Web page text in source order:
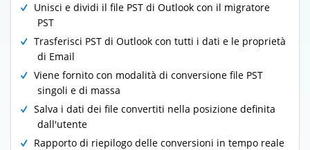
Unisci e dividi il file PST di Outlook con il migratore
PST
Trasferisci PST di Outlook con tutti i dati e le proprietà
di Email
Viene fornito con modalità di conversione file PST
singoli e di massa
Salva i dati dei file convertiti nella posizione definita
dall'utente
Rapporto di riepilogo delle conversioni in tempo reale